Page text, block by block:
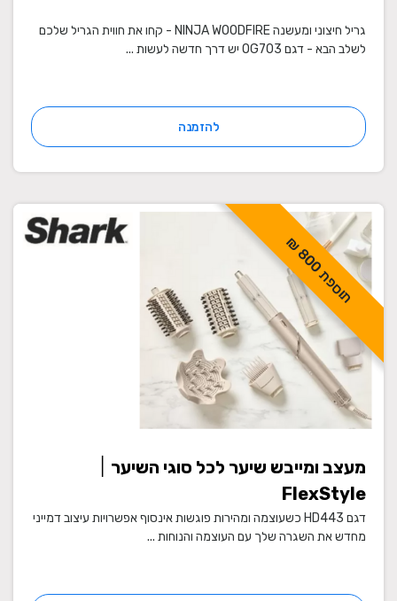
גריל חיצוני ומעשנה NINJA WOODFIRE - קחו את חווית הגריל שלכם
לשלב הבא - דגם OG703 יש דרך חדשה לעשות ...
להזמנה
ת
ו
ס
פ
ת
8
0
0
₪
מעצב ומייבש שיער לכל סוגי השיער ׀
FlexStyle
דגם HD443 כשעוצמה ומהירות פוגשות אינסוף אפשרויות עיצוב דמייני
מחדש את השגרה שלך עם העוצמה והנוחות ...